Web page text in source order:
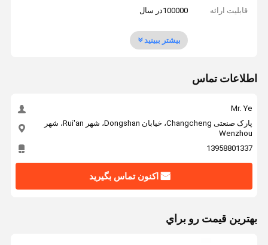
قابلیت ارائه 100000در سال
بیشتر ببینید
اطلاعات تماس
Mr. Ye
پارک صنعتی Changcheng، خیابان Dongshan، شهر Rui'an، شهر
Wenzhou
13958801337
اکنون تماس بگیرید
بهترين قيمت رو براي